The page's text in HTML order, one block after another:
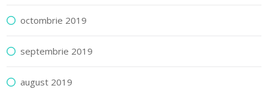
octombrie 2019
septembrie 2019
august 2019